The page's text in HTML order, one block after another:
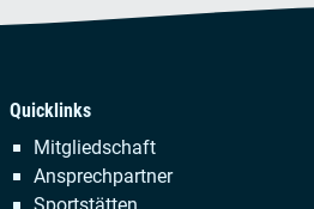
Quicklinks
Navigation
überspringen
Mitgliedschaft
Ansprechpartner
Sportstätten